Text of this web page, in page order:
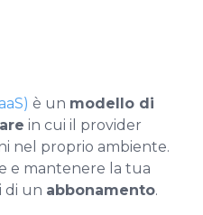
è ​​un modello di
in cui il provider
nel proprio ambiente.
e mantenere la tua
di un abbonamento.